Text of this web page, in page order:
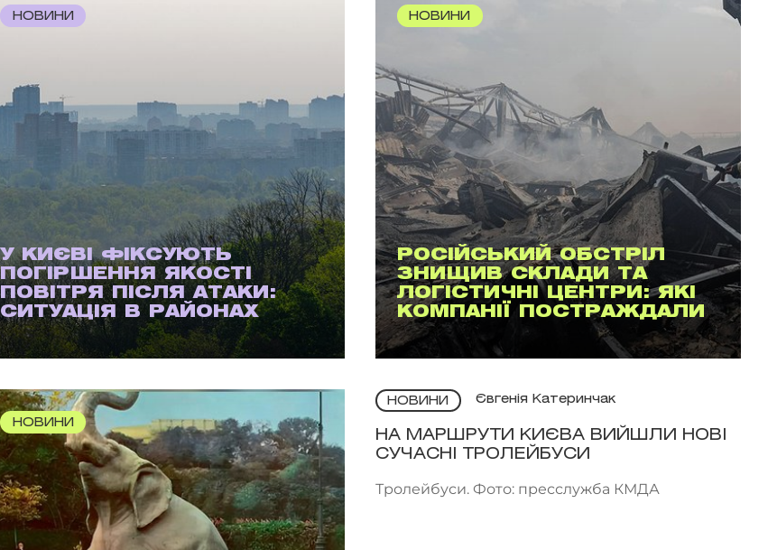
НОВИНИ
У КИЄВІ ФІКСУЮТЬ
ПОГІРШЕННЯ ЯКОСТІ
ПОВІТРЯ ПІСЛЯ АТАКИ:
СИТУАЦІЯ В РАЙОНАХ
НОВИНИ
РОСІЙСЬКИЙ ОБСТРІЛ
ЗНИЩИВ СКЛАДИ ТА
ЛОГІСТИЧНІ ЦЕНТРИ: ЯКІ
КОМПАНІЇ ПОСТРАЖДАЛИ
НОВИНИ
НОВИНИ Євгенія Катеринчак
НА МАРШРУТИ КИЄВА ВИЙШЛИ НОВІ
СУЧАСНІ ТРОЛЕЙБУСИ
Тролейбуси. Фото: пресслужба КМДА